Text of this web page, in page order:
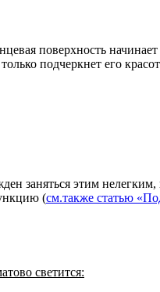
поверхность
подчеркнет его
заняться этим
(см.также статью
светится: